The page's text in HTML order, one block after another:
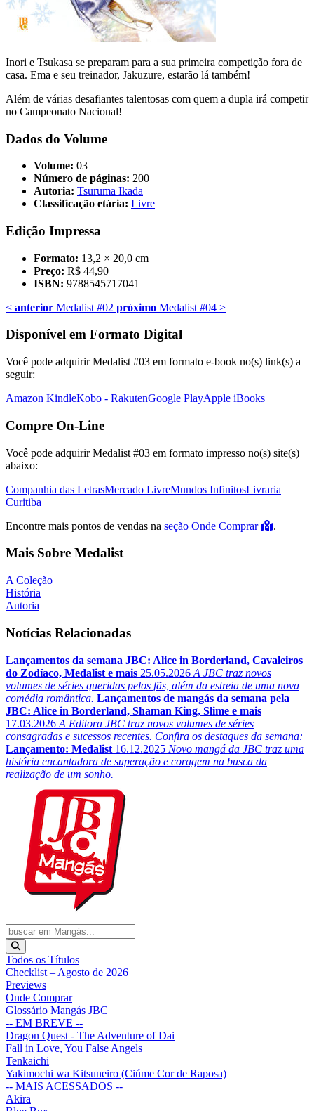
Inori e Tsukasa se preparam para a sua primeira competição fora de
casa. Ema e seu treinador, Jakuzure, estarão lá também!
Além de várias desafiantes talentosas com quem a dupla irá competir
no Campeonato Nacional!
Dados do Volume
Volume: 03
Número de páginas: 200
Autoria: Tsuruma Ikada
Classificação etária: Livre
Edição Impressa
Formato: 13,2 × 20,0 cm
Preço: R$ 44,90
ISBN: 9788545717041
< anterior Medalist #02 próximo Medalist #04 >
Disponível em Formato Digital
Você pode adquirir Medalist #03 em formato e-book no(s) link(s) a
seguir:
Amazon KindleKobo - RakutenGoogle PlayApple iBooks
Compre On-Line
Você pode adquirir Medalist #03 em formato impresso no(s) site(s)
abaixo:
Companhia das LetrasMercado LivreMundos InfinitosLivraria
Curitiba
Encontre mais pontos de vendas na seção Onde Comprar .
Mais Sobre Medalist
A Coleção
História
Autoria
Notícias Relacionadas
Lançamentos da semana JBC: Alice in Borderland, Cavaleiros
do Zodíaco, Medalist e mais 25.05.2026 A JBC traz novos
volumes de séries queridas pelos fãs, além da estreia de uma nova
comédia romântica. Lançamentos de mangás da semana pela
JBC: Alice in Borderland, Shaman King, Slime e mais
17.03.2026 A Editora JBC traz novos volumes de séries
consagradas e sucessos recentes. Confira os destaques da semana:
Lançamento: Medalist 16.12.2025 Novo mangá da JBC traz uma
história encantadora de superação e coragem na busca da
realização de um sonho.
Todos os Títulos
Checklist – Agosto de 2026
Previews
Onde Comprar
Glossário Mangás JBC
-- EM BREVE --
Dragon Quest - The Adventure of Dai
Fall in Love, You False Angels
Tenkaichi
Yakimochi wa Kitsuneiro (Ciúme Cor de Raposa)
-- MAIS ACESSADOS --
Akira